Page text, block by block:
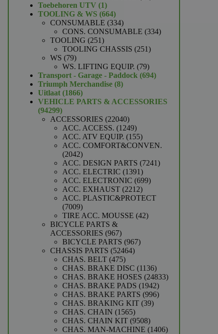
Toebehoren UTV 11
product
TOOLING & WS 664664
producten
CONSUMABLE 334334
producten
CONS. CONSUMABLE 334334
TOOLING 251251
producten
TOOLING CHASSIS 251251
WS 7979
producten
WS. LIFTING EQUIP. 7979
producten
Transport - Garage - Paddock 694694
Triumph Merchandise 88
Uitlaat 18661866
producten
VEHICLE PARTS & ACCESSORIES
9429994299
producten
ACCESSORIES 2204022040
producten
ACC. ACCESS. 12491249
producten
ACC. ATV EQUIP. 155155
producten
ACC. COMFORT&CONVEN.
20422042
producten
ACC. DESIGN PARTS 72417241
ACC. ELECTRIC 13911391
producten
ACC. ELECTRONIC 699699
ACC. EXHAUST 22122212
producten
ACC. PLASTIC&PROTECT
70097009
producten
TIRE ACC. MOUSSE 4242
BICYCLE PARTS &
ACCESSORIES 967967
producten
BICYCLE PARTS 967967
CHASSIS PARTS 5246452464
CHAS. BELT 475475
producten
CHAS. BRAKE DISC 11361136
producten
CHAS. BRAKE HOSES 2483324833
CHAS. BRAKE PADS 19421942
producten
CHAS. BRAKE PARTS 996996
CHAS. BRAKING KIT 3939
CHAS. CHAIN 15651565
producten
CHAS. CHAIN KIT 95089508
producten
CHAS. MAN-MACHINE 14061406